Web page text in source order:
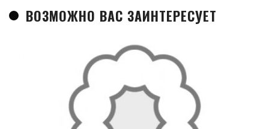
ВОЗМОЖНО ВАС ЗАИНТЕРЕСУЕТ